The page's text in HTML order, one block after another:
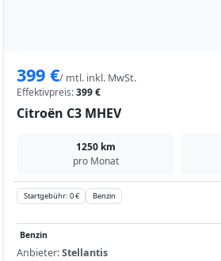
399 €/ mtl. inkl. MwSt.
Effektivpreis:399 €
Citroën C3 MHEV
1250 km
pro Monat
Startgebühr: 0 € Benzin
Benzin
Anbieter:Stellantis